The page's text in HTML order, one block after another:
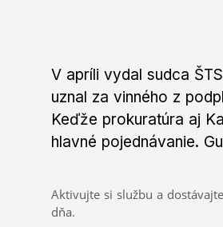
V apríli vydal sudca
uznal za vinného z
Keďže prokuratúra aj
hlavné pojednávanie.
Aktivujte si službu a
dňa.